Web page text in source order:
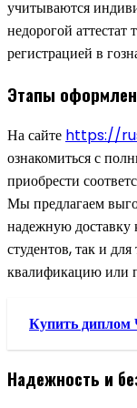
учитываются
недорогой
регистрацией в
Этапы
На сайте https://
ознакомиться с
приобрести
Мы предлагаем
надежную доставку
студентов, так и
квалификацию или
Купить диплом
Надежность и